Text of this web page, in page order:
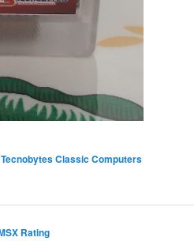
Tecnobytes Classic Computers